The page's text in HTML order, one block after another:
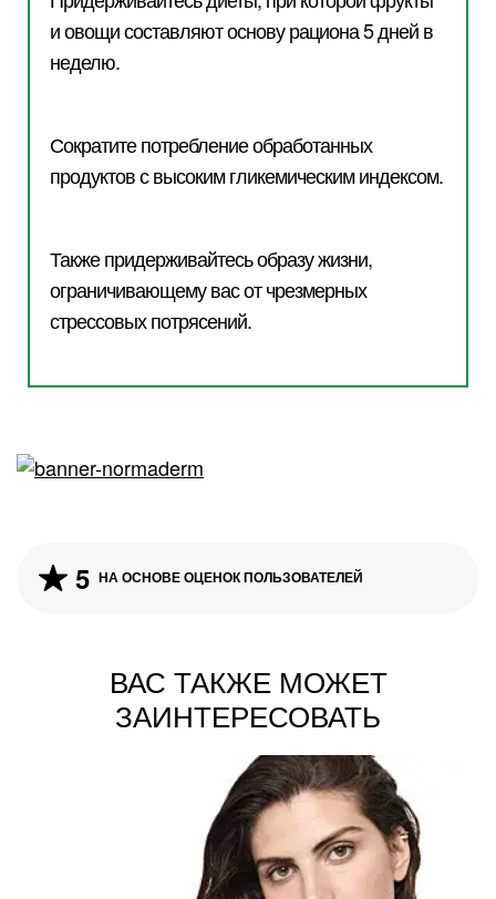
и овощи составляют основу рациона 5 дней в
неделю.
Сократите потребление обработанных
продуктов с высоким гликемическим индексом.
Также придерживайтесь образу жизни,
ограничивающему вас от чрезмерных
стрессовых потрясений.
5 НА ОСНОВЕ ОЦЕНОК ПОЛЬЗОВАТЕЛЕЙ
ВАС ТАКЖЕ МОЖЕТ
ЗАИНТЕРЕСОВАТЬ